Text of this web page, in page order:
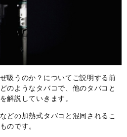
吸うのか？についてご説明する前
のようなタバコで、他のタバコと
解説していきます。
どの加熱式タバコと混同されるこ
のです。